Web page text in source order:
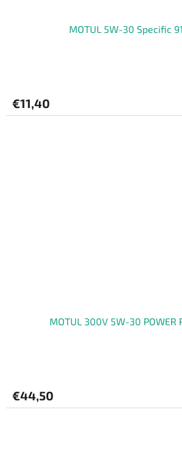
MOTUL 5W-30 Specific
€11,40
MOTUL 300V 5W-30 POWER
€44,50